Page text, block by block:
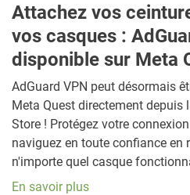
Attachez vos
vos casques :
disponible sur Meta
AdGuard VPN peut désormais
Meta Quest directement depuis
Store ! Protégez votre
naviguez en toute confiance en
n'importe quel casque
En savoir plus